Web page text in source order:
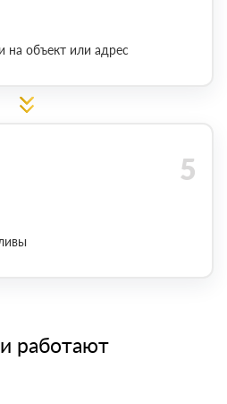
на объект или адрес
работают